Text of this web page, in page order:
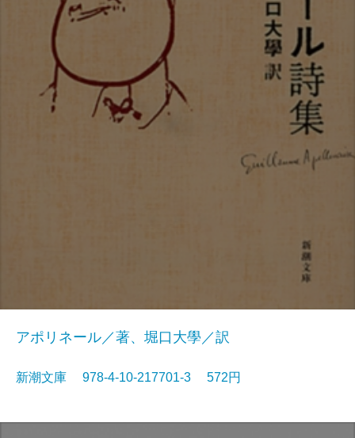
アポリネール／著、堀口大學／訳
新潮文庫 978-4-10-217701-3 572円